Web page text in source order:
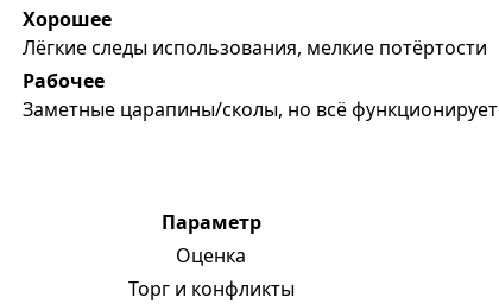
Хорошее
Лёгкие следы использования, мелкие потёртости
Рабочее
Заметные царапины/сколы, но всё функционирует
Параметр
Оценка
Торг и конфликты